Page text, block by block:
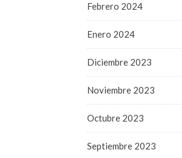
Febrero 2024
Enero 2024
Diciembre 2023
Noviembre 2023
Octubre 2023
Septiembre 2023